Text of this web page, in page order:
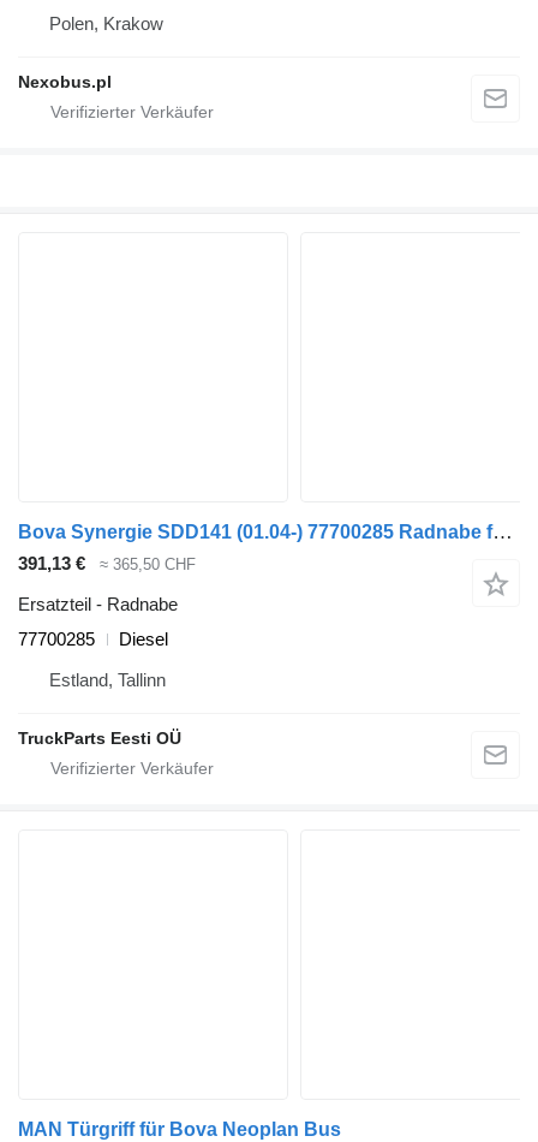
Polen, Krakow
Nexobus.pl
Bova Synergie SDD141 (01.04-) 77700285 Radnabe für Bova Synergy, Lexio (2004-) Bus
391,13 € ≈ 365,50 CHF
Ersatzteil - Radnabe
77700285
Diesel
Estland, Tallinn
TruckParts Eesti OÜ
MAN Türgriff für Bova Neoplan Bus